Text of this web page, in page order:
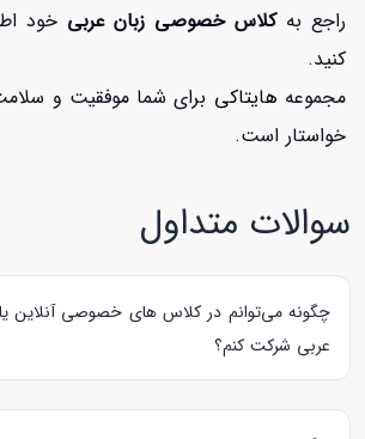
راجع بهکلاس خصوصی زبان عربیخود
کنید.
مجموعه هایتاکی برای شما موفقیت و
خواستار است.
سوالات متداول
چگونه می‌توانم در کلاس های خصوصی آنلاین
عربی شرکت کنم؟
شما می‌توانید در همین صفحه از بین